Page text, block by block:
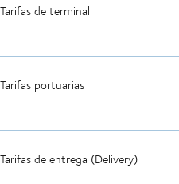
Tarifas de terminal
Tarifas portuarias
Tarifas de entrega (Delivery)